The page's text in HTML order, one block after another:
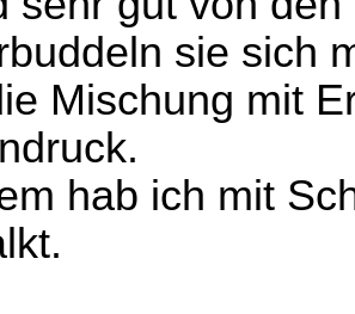
sie sich
Mischung mit
hab ich mit